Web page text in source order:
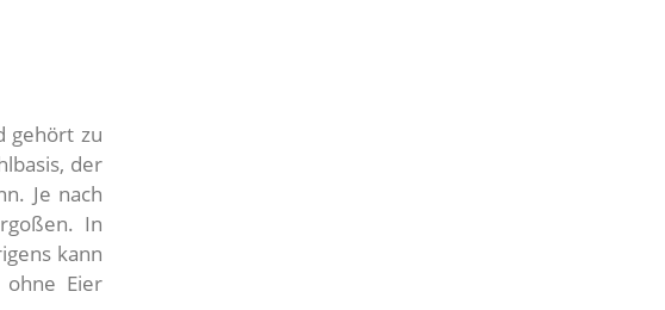
gehört zu
der
Je nach
In
kann
ohne Eier